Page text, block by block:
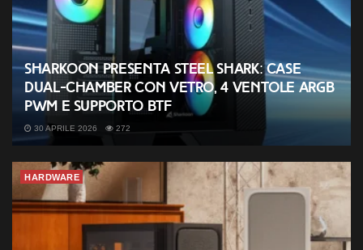
Sharkoon presenta Steel Shark: case
dual-chamber con vetro, 4 ventole ARGB
PWM e supporto BTF
30 APRILE 2026 272
HARDWARE